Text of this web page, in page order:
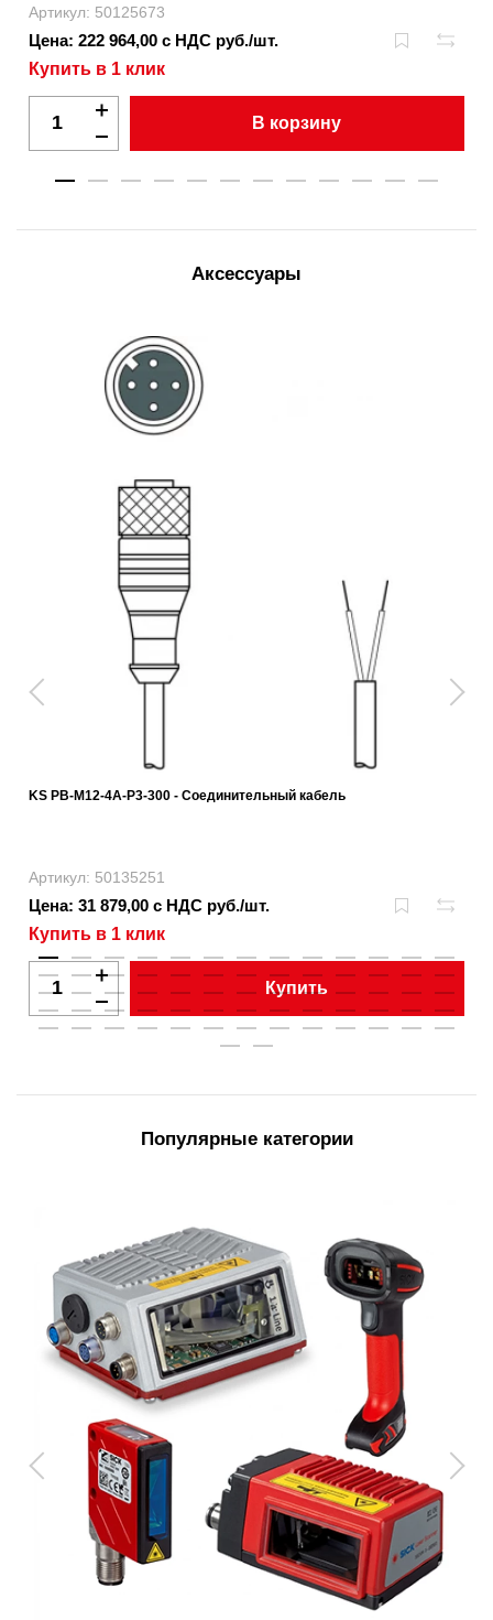
Артикул: 50125673
Цена: 222 964,00 с НДС руб./шт.
Купить в 1 клик
В корзину
Аксессуары
KS PB-M12-4A-P3-300 - Соединительный кабель
Артикул: 50135251
Цена: 31 879,00 с НДС руб./шт.
Купить в 1 клик
Купить
Популярные категории